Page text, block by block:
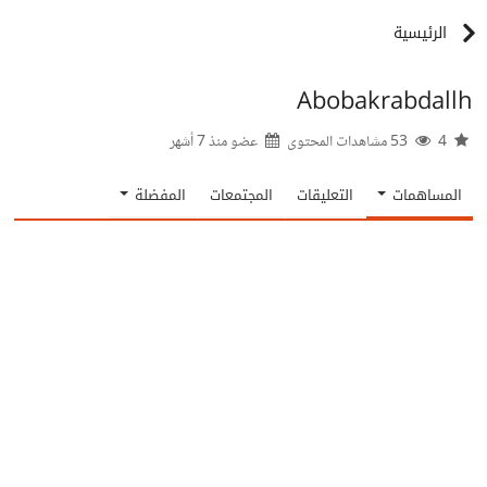
الرئيسية
Abobakrabdallh
عضو منذ7 أشهر
المساهمات التعليقات المجتمعات المفضلة